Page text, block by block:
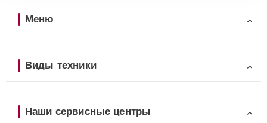
Меню
Виды техники
Наши сервисные центры